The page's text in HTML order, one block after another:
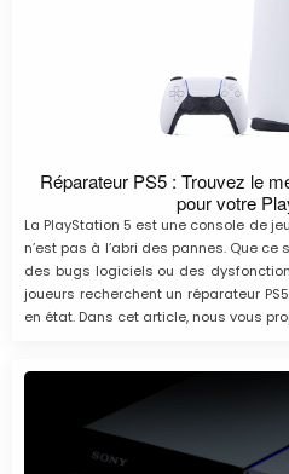
Réparateur PS5 : Trouvez le
pour votre
La PlayStation 5 est une console de
n’est pas à l’abri des pannes. Que
des bugs logiciels ou des
joueurs recherchent un réparateur
en état. Dans cet article, nous vous